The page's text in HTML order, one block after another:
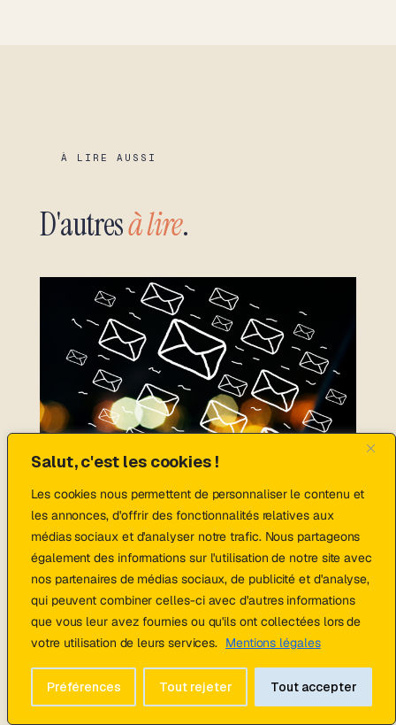
Salut, c'est les cookies !
Les cookies nous permettent de personnaliser le contenu et
les annonces, d'offrir des fonctionnalités relatives aux
médias sociaux et d'analyser notre trafic. Nous partageons
également des informations sur l'utilisation de notre site avec
nos partenaires de médias sociaux, de publicité et d'analyse,
qui peuvent combiner celles-ci avec d'autres informations
que vous leur avez fournies ou qu'ils ont collectées lors de
votre utilisation de leurs services. Mentions légales
Préférences Tout rejeter Tout accepter
À LIRE AUSSI
D'autresà lire.
Email marketing : comment créer une newsletter qui
convertit
Stratégie marketing
L'email marketing est l'un des canaux de